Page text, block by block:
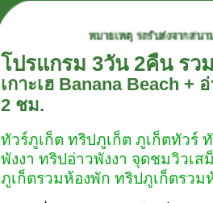
หมายเหตุ รถรับส่งจากสนามบินภูเก็ต 900
โปรแกรม 3วัน 2คืน รว
เกาะเฮ Banana Beach +
2 ชม.
ทัวร์ภูเก็ต ทริปภูเก็ต ภูเก็ตทัวร์
พังงา ทริปอ่าวพังงา จุดชมวิวเ
ภูเก็ตรวมห้องพัก ทริปภูเก็ตรวม